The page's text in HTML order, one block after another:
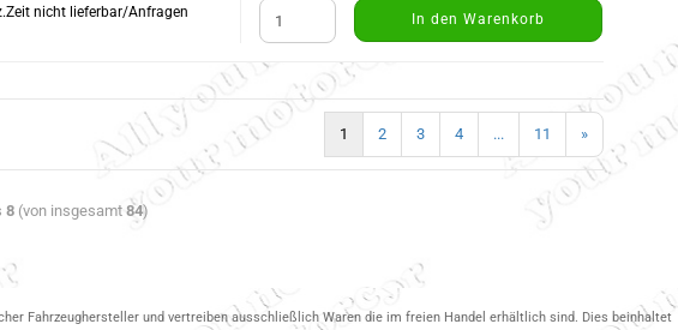
nicht lieferbar/Anfragen
In den Warenkorb
1 2 3 4 ... 11 »
8(von insgesamt 84)
Fahrzeughersteller und vertreiben ausschließlich Waren die im freien Handel erhältlich sind. Dies beinhaltet